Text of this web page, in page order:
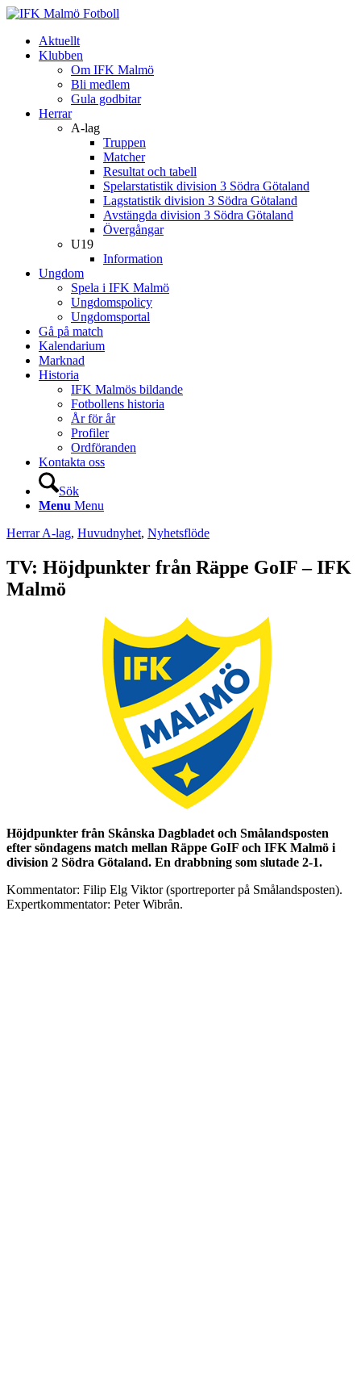
Aktuellt
Klubben
Om IFK Malmö
Bli medlem
Gula godbitar
Herrar
A-lag
Truppen
Matcher
Resultat och tabell
Spelarstatistik division 3 Södra Götaland
Lagstatistik division 3 Södra Götaland
Avstängda division 3 Södra Götaland
Övergångar
U19
Information
Ungdom
Spela i IFK Malmö
Ungdomspolicy
Ungdomsportal
Gå på match
Kalendarium
Marknad
Historia
IFK Malmös bildande
Fotbollens historia
År för år
Profiler
Ordföranden
Kontakta oss
Sök
Menu Menu
Herrar A-lag, Huvudnyhet, Nyhetsflöde
TV: Höjdpunkter från Räppe GoIF – IFK
Malmö
Höjdpunkter från Skånska Dagbladet och Smålandsposten
efter söndagens match mellan Räppe GoIF och IFK Malmö i
division 2 Södra Götaland. En drabbning som slutade 2-1.
Kommentator: Filip Elg Viktor (sportreporter på Smålandsposten).
Expertkommentator: Peter Wibrån.